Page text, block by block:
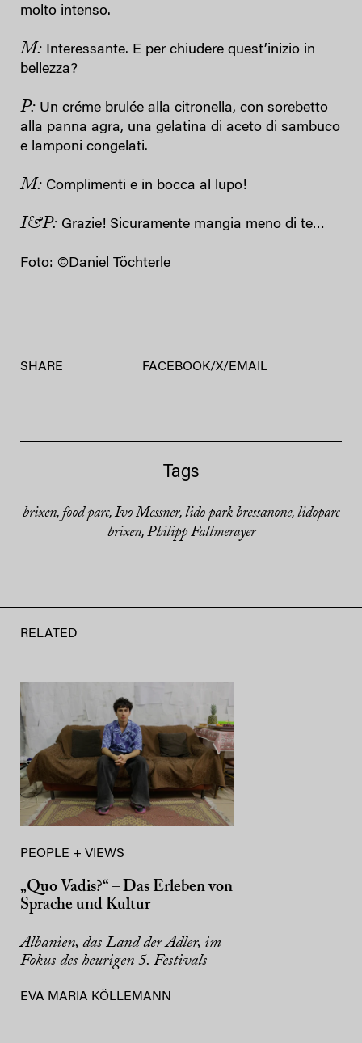
molto intenso.
M: Interessante. E per chiudere quest’inizio in
bellezza?
P: Un créme brulée alla citronella, con sorebetto
alla panna agra, una gelatina di aceto di sambuco
e lamponi congelati.
M: Complimenti e in bocca al lupo!
I&P: Grazie! Sicuramente mangia meno di te…
Foto: ©Daniel Töchterle
SHARE FACEBOOK/X/ EMAIL
Tags
brixen, food parc, Ivo Messner, lido park bressanone, lidoparc
brixen, Philipp Fallmerayer
RELATED
PEOPLE + VIEWS
„Quo Vadis?“ – Das Erleben von
Sprache und Kultur
Albanien, das Land der Adler, im
Fokus des heurigen 5. Festivals
EVA MARIA KÖLLEMANN